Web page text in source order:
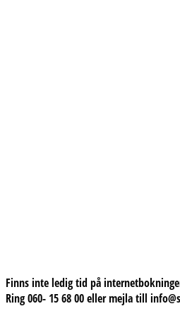
Finns inte ledig tid på
Ring 060- 15 68 00 eller mejla till